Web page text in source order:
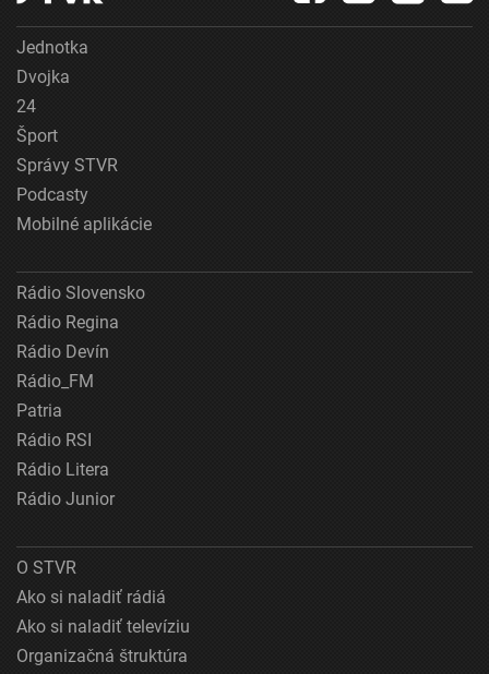
Jednotka
Dvojka
24
Šport
Správy STVR
Podcasty
Mobilné aplikácie
Rádio Slovensko
Rádio Regina
Rádio Devín
Rádio_FM
Patria
Rádio RSI
Rádio Litera
Rádio Junior
O STVR
Ako si naladiť rádiá
Ako si naladiť televíziu
Organizačná štruktúra